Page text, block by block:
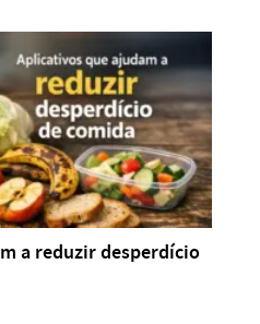
a reduzir desperdício